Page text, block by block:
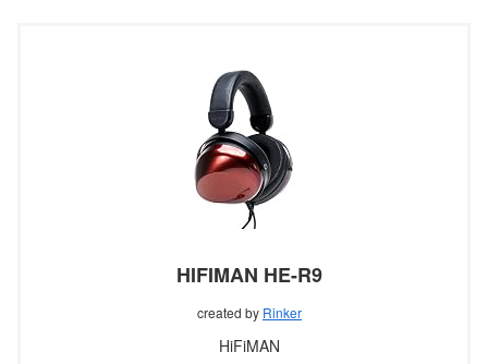
HIFIMAN HE-R9
created by Rinker
HiFiMAN